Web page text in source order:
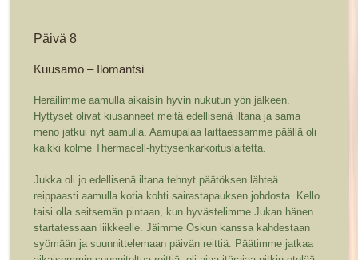
Päivä 8
Kuusamo – Ilomantsi
Heräilimme aamulla aikaisin hyvin nukutun yön jälkeen.
Hyttyset olivat kiusanneet meitä edellisenä iltana ja sama
meno jatkui nyt aamulla. Aamupalaa laittaessamme päällä oli
kaikki kolme Thermacell-hyttysenkarkoituslaitetta.
Jukka oli jo edellisenä iltana tehnyt päätöksen lähteä
reippaasti aamulla kotia kohti sairastapauksen johdosta. Kello
taisi olla seitsemän pintaan, kun hyvästelimme Jukan hänen
startatessaan liikkeelle. Jäimme Oskun kanssa kahdestaan
syömään ja suunnittelemaan päivän reittiä. Päätimme jatkaa